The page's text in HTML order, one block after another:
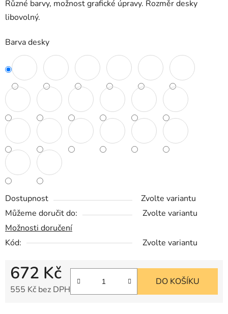
Různé barvy, možnost grafické úpravy. Rozměr desky
libovolný.
Barva desky
Dostupnost
Zvolte variantu
Můžeme doručit do:
Zvolte variantu
Možnosti doručení
Kód:
Zvolte variantu
672 Kč
555 Kč bez DPH
DO KOŠÍKU